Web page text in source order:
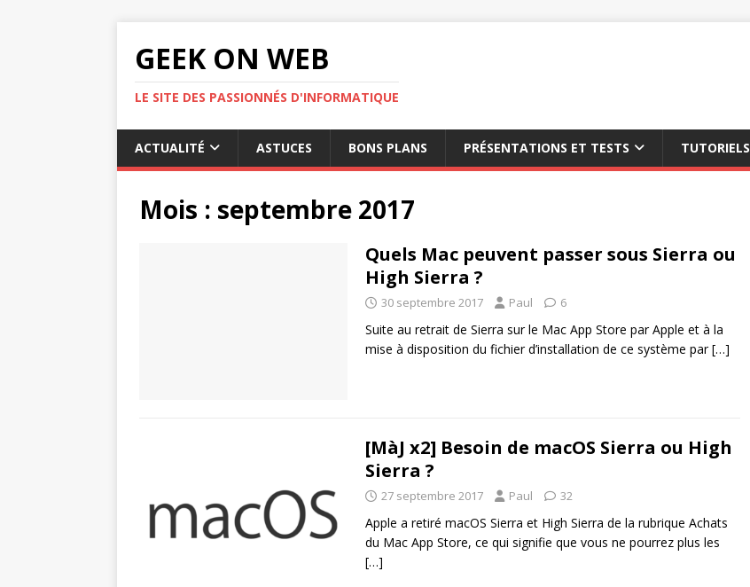
GEEK ON WEB
LE SITE DES PASSIONNÉS D'INFORMATIQUE
ACTUALITÉ ASTUCES BONS PLANS PRÉSENTATIONS ET TESTS TUTORIELS
Mois : septembre 2017
Quels Mac peuvent passer sous Sierra ou
High Sierra ?
30 septembre 2017 Paul 6
Suite au retrait de Sierra sur le Mac App Store par Apple et à la
mise à disposition du fichier d’installation de ce système par[…]
[MàJ x2] Besoin de macOS Sierra ou High
Sierra ?
27 septembre 2017 Paul 32
Apple a retiré macOS Sierra et High Sierra de la rubrique Achats
du Mac App Store, ce qui signifie que vous ne pourrez plus les
[…]